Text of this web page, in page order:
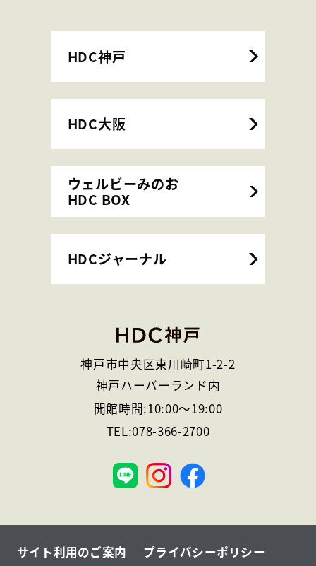
HDC神戸
HDC大阪
ウェルビーみのお
HDC BOX
HDCジャーナル
神戸市中央区東川崎町1-2-2
神戸ハーバーランド内
開館時間:10:00～19:00
TEL:078-366-2700
神
戸
サイト利用のご案内 プライバシーポリシー